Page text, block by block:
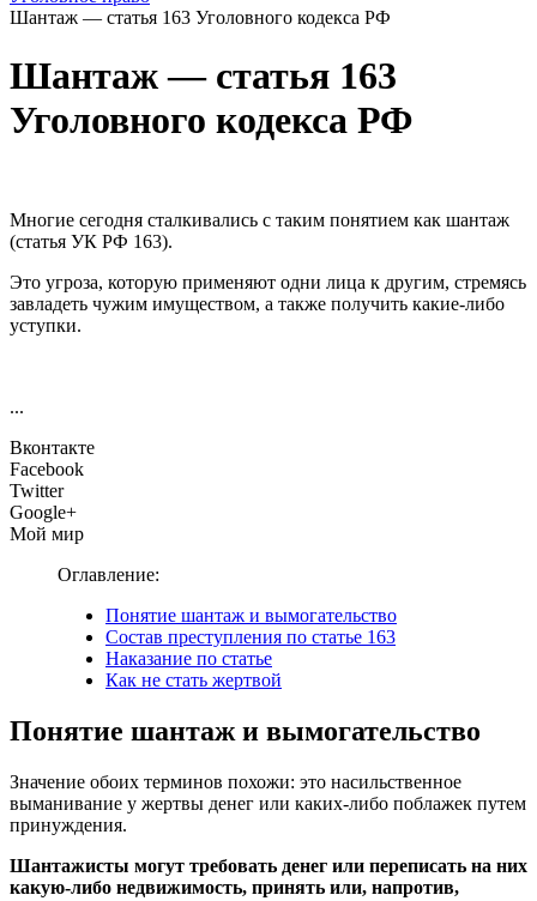
Шантаж — статья 163 Уголовного кодекса РФ
Шантаж — статья 163
Уголовного кодекса РФ
Многие сегодня сталкивались с таким понятием как шантаж
(статья УК РФ 163).
Это угроза, которую применяют одни лица к другим, стремясь
завладеть чужим имуществом, а также получить какие-либо
уступки.
...
Вконтакте
Facebook
Twitter
Google+
Мой мир
Оглавление:
Понятие шантаж и вымогательство
Состав преступления по статье 163
Наказание по статье
Как не стать жертвой
Понятие шантаж и вымогательство
Значение обоих терминов похожи: это насильственное
выманивание у жертвы денег или каких-либо поблажек путем
принуждения.
Шантажисты могут требовать денег или переписать на них
какую-либо недвижимость, принять или, напротив,